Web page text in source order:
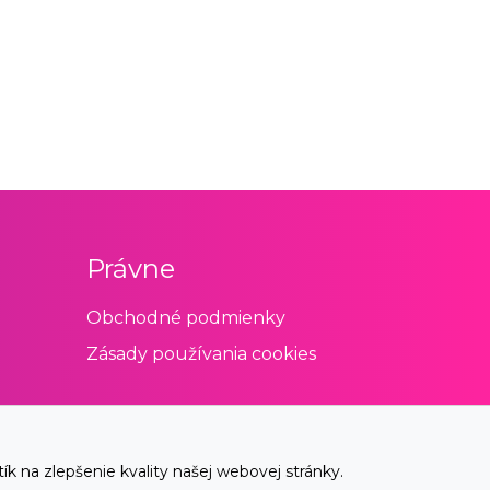
na zlepšenie kvality našej webovej stránky.
Právne
Obchodné podmienky
Zásady používania cookies